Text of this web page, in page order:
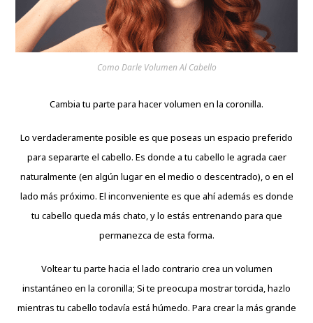
Como Darle Volumen Al Cabello
Cambia tu parte para hacer volumen en la coronilla.
Lo verdaderamente posible es que poseas un espacio preferido
para separarte el cabello. Es donde a tu cabello le agrada caer
naturalmente (en algún lugar en el medio o descentrado), o en el
lado más próximo. El inconveniente es que ahí además es donde
tu cabello queda más chato, y lo estás entrenando para que
permanezca de esta forma.
Voltear tu parte hacia el lado contrario crea un volumen
instantáneo en la coronilla; Si te preocupa mostrar torcida, hazlo
mientras tu cabello todavía está húmedo. Para crear la más grande